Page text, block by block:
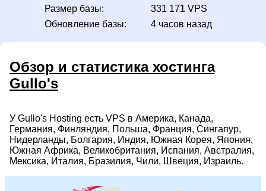
Размер базы:
331 171 VPS
Обновление базы:
4 часов назад
Обзор и статистика хостинга
Gullo's
У Gullo's Hosting есть VPS в Америка, Канада,
Германия, Финляндия, Польша, Франция, Сингапур,
Нидерланды, Болгария, Индия, Южная Корея, Япония,
Южная Африка, Великобритания, Испания, Австралия,
Мексика, Италия, Бразилия, Чили, Швеция, Израиль.